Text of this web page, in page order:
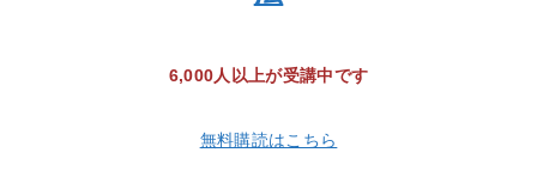
6,000人以上が受講中です
無料購読はこちら